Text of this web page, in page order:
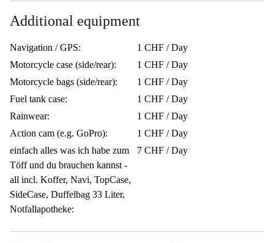
Additional equipment
Navigation / GPS:
1 CHF / Day
Motorcycle case (side/rear):
1 CHF / Day
Motorcycle bags (side/rear):
1 CHF / Day
Fuel tank case:
1 CHF / Day
Rainwear:
1 CHF / Day
Action cam (e.g. GoPro):
1 CHF / Day
einfach alles was ich habe zum
Töff und du brauchen kannst -
all incl. Koffer, Navi, TopCase,
SideCase, Duffelbag 33 Liter,
Notfallapotheke:
7 CHF / Day